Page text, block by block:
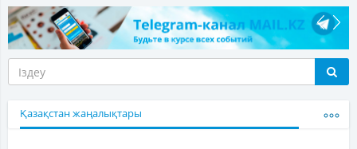
Қазақстан жаңалықтары